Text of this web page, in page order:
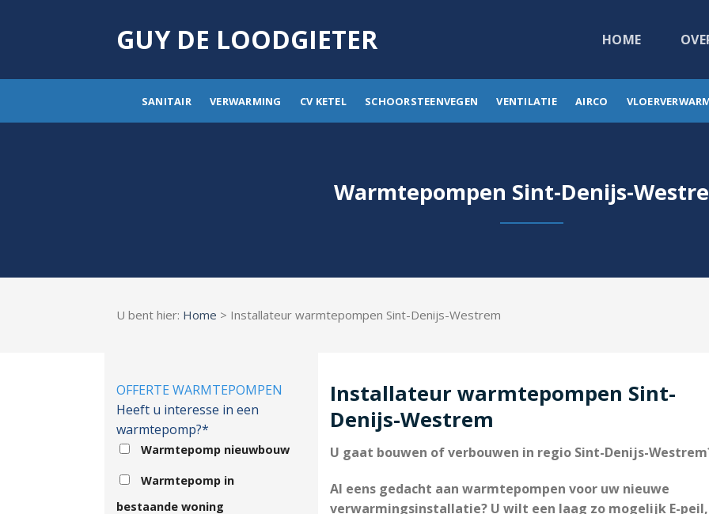
GUY DE LOODGIETER HOME
SANITAIR VERWARMING CV KETEL SCHOORSTEENVEGEN VENTILATIE AIRCO
Warmtepompen Sint-Denijs-
U bent hier: Home > Installateur warmtepompen Sint-Denijs-Westrem
OFFERTE WARMTEPOMPEN
Heeft u interesse in een
warmtepomp?*
Warmtepomp nieuwbouw
Warmtepomp in
bestaande woning
Installateur warmtepompen Sint-
Denijs-Westrem
U gaat bouwen of verbouwen in regio Sint-Denijs-
Al eens gedacht aan warmtepompen voor uw nieuwe
verwarmingsinstallatie? U wilt een laag zo mogelijk E-peil,